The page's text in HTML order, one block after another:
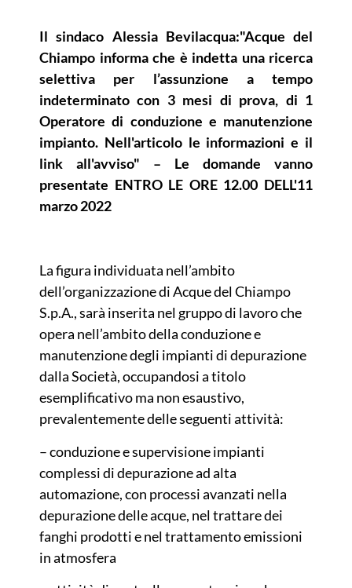
Il sindaco Alessia Bevilacqua:"Acque del
Chiampo informa che è indetta una ricerca
selettiva per l’assunzione a tempo
indeterminato con 3 mesi di prova, di 1
Operatore di conduzione e manutenzione
impianto. Nell'articolo le informazioni e il
link all'avviso" – Le domande vanno
presentate ENTRO LE ORE 12.00 DELL'11
marzo 2022
La figura individuata nell’ambito
dell’organizzazione di Acque del Chiampo
S.p.A., sarà inserita nel gruppo di lavoro che
opera nell’ambito della conduzione e
manutenzione degli impianti di depurazione
dalla Società, occupandosi a titolo
esemplificativo ma non esaustivo,
prevalentemente delle seguenti attività:
– conduzione e supervisione impianti
complessi di depurazione ad alta
automazione, con processi avanzati nella
depurazione delle acque, nel trattare dei
fanghi prodotti e nel trattamento emissioni
in atmosfera